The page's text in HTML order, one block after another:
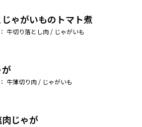
ゃがいものトマト煮
牛切り落とし肉 / じゃがいも
牛薄切り肉 / じゃがいも
肉じゃが